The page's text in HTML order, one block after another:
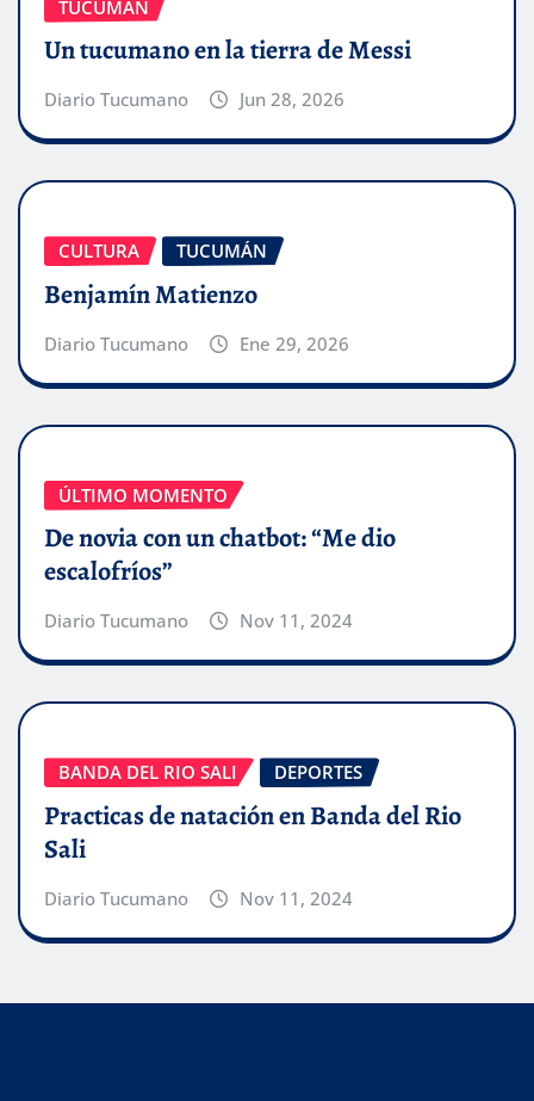
TUCUMÁN
Un tucumano en la tierra de Messi
Diario Tucumano Jun 28, 2026
CULTURA TUCUMÁN
Benjamín Matienzo
Diario Tucumano Ene 29, 2026
ÚLTIMO MOMENTO
De novia con un chatbot: “Me dio
escalofríos”
Diario Tucumano Nov 11, 2024
BANDA DEL RIO SALI DEPORTES
Practicas de natación en Banda del Rio
Sali
Diario Tucumano Nov 11, 2024